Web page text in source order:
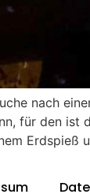
nach
für den ist
Erdspieß